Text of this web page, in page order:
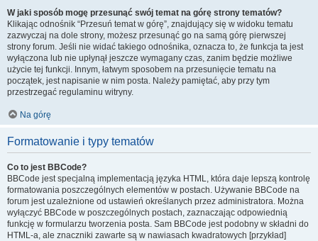
W jaki sposób mogę przesunąć swój temat na górę strony tematów?
Klikając odnośnik “Przesuń temat w górę”, znajdujący się w widoku tematu
zazwyczaj na dole strony, możesz przesunąć go na samą górę pierwszej
strony forum. Jeśli nie widać takiego odnośnika, oznacza to, że funkcja ta jest
wyłączona lub nie upłynął jeszcze wymagany czas, zanim będzie możliwe
użycie tej funkcji. Innym, łatwym sposobem na przesunięcie tematu na
początek, jest napisanie w nim posta. Należy pamiętać, aby przy tym
przestrzegać regulaminu witryny.
Na górę
Formatowanie i typy tematów
Co to jest BBCode?
BBCode jest specjalną implementacją języka HTML, która daje lepszą kontrolę
formatowania poszczególnych elementów w postach. Używanie BBCode na
forum jest uzależnione od ustawień określanych przez administratora. Można
wyłączyć BBCode w poszczególnych postach, zaznaczając odpowiednią
funkcję w formularzu tworzenia posta. Sam BBCode jest podobny w składni do
HTML-a, ale znaczniki zawarte są w nawiasach kwadratowych [przykład]